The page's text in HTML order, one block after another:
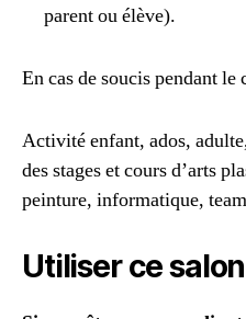
parent ou élève).
En cas de soucis pendant le
Activité enfant, ados,
des stages et cours d’arts
peinture, informatique,
Utiliser ce